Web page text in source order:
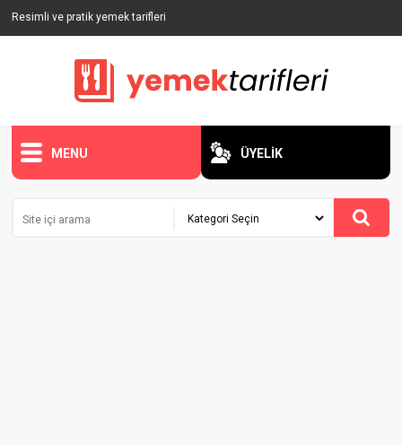
Resimli ve pratik yemek tarifleri
MENU ÜYELİK